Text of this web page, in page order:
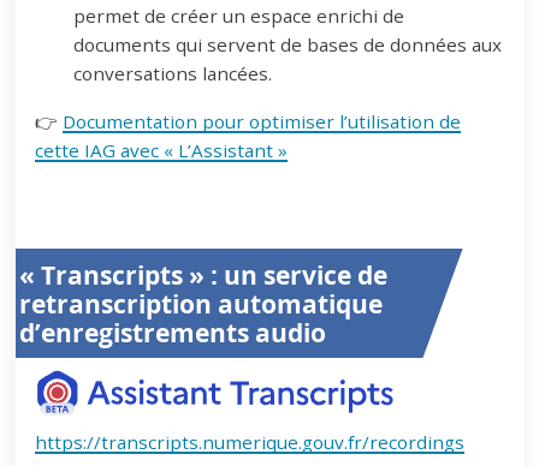
permet de créer un espace enrichi de
documents qui servent de bases de données aux
conversations lancées.
👉 Documentation pour optimiser l’utilisation de
cette IAG avec « L’Assistant »
« Transcripts » : un service de
retranscription automatique
d’enregistrements audio
https://transcripts.numerique.gouv.fr/recordings